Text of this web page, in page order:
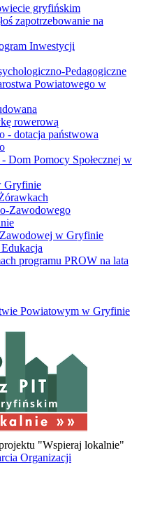
"Wspieraj lokalnie"
Organizacji